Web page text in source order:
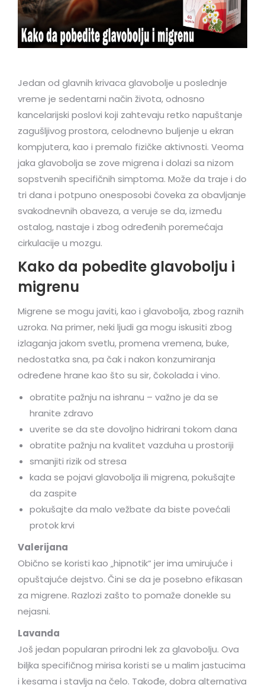
Jedan od glavnih krivaca glavobolje u poslednje
vreme je sedentarni način života, odnosno
kancelarijski poslovi koji zahtevaju retko napuštanje
zagušljivog prostora, celodnevno buljenje u ekran
kompjutera, kao i premalo fizičke aktivnosti. Veoma
jaka glavobolja se zove migrena i dolazi sa nizom
sopstvenih specifičnih simptoma. Može da traje i do
tri dana i potpuno onesposobi čoveka za obavljanje
svakodnevnih obaveza, a veruje se da, između
ostalog, nastaje i zbog određenih poremećaja
cirkulacije u mozgu.
Kako da pobedite glavobolju i
migrenu
Migrene se mogu javiti, kao i glavobolja, zbog raznih
uzroka. Na primer, neki ljudi ga mogu iskusiti zbog
izlaganja jakom svetlu, promena vremena, buke,
nedostatka sna, pa čak i nakon konzumiranja
određene hrane kao što su sir, čokolada i vino.
obratite pažnju na ishranu – važno je da se
hranite zdravo
uverite se da ste dovoljno hidrirani tokom dana
obratite pažnju na kvalitet vazduha u prostoriji
smanjiti rizik od stresa
kada se pojavi glavobolja ili migrena, pokušajte
da zaspite
pokušajte da malo vežbate da biste povećali
protok krvi
Valerijana
Obično se koristi kao „hipnotik“ jer ima umirujuće i
opuštajuće dejstvo. Čini se da je posebno efikasan
za migrene. Razlozi zašto to pomaže donekle su
nejasni.
Lavanda
Još jedan popularan prirodni lek za glavobolju. Ova
biljka specifičnog mirisa koristi se u malim jastucima
i kesama i stavlja na čelo. Takođe, dobra alternativa